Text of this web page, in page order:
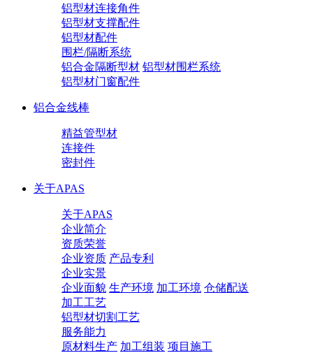
铝型材连接角件
铝型材支撑配件
铝型材配件
围栏/隔断系统
铝合金隔断型材 铝型材围栏系统
铝型材门窗配件
铝合金线棒
精益管型材
连接件
密封件
关于APAS
关于APAS
企业简介
资质荣誉
企业资质 产品专利
企业实景
企业面貌 生产环境 加工环境 仓储配送
加工工艺
铝型材切割工艺
服务能力
原材料生产 加工组装 项目施工